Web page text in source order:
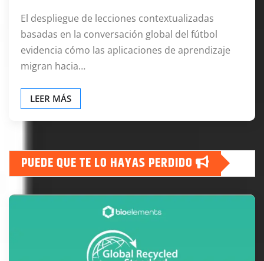
El despliegue de lecciones contextualizadas
basadas en la conversación global del fútbol
evidencia cómo las aplicaciones de aprendizaje
migran hacia…
LEER MÁS
PUEDE QUE TE LO HAYAS PERDIDO